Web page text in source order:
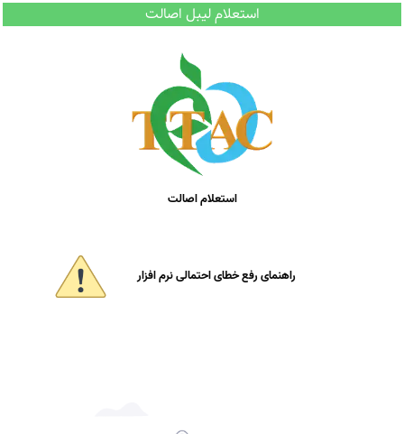
استعلام لیبل اصالت
استعلام اصالت
راهنمای رفع خطای احتمالی نرم افزار